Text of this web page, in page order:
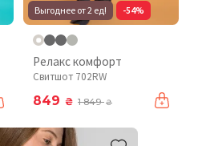
Выгоднее от 2 ед! -54%
Релакс комфорт
Свитшот 702RW
849 ₴ 1 849₴